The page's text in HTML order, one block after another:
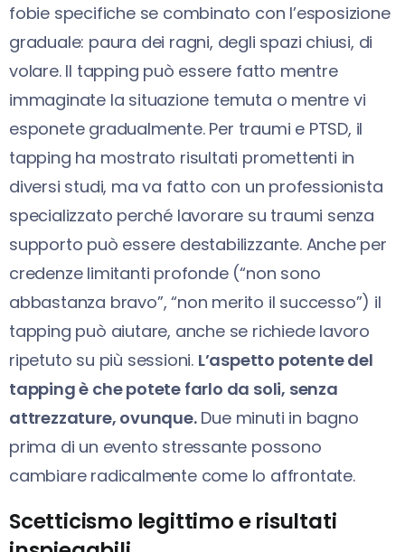
fobie specifiche se combinato con l’esposizione
graduale: paura dei ragni, degli spazi chiusi, di
volare. Il tapping può essere fatto mentre
immaginate la situazione temuta o mentre vi
esponete gradualmente. Per traumi e PTSD, il
tapping ha mostrato risultati promettenti in
diversi studi, ma va fatto con un professionista
specializzato perché lavorare su traumi senza
supporto può essere destabilizzante. Anche per
credenze limitanti profonde (“non sono
abbastanza bravo”, “non merito il successo”) il
tapping può aiutare, anche se richiede lavoro
ripetuto su più sessioni. L’aspetto potente del
tapping è che potete farlo da soli, senza
attrezzature, ovunque.Due minuti in bagno
prima di un evento stressante possono
cambiare radicalmente come lo affrontate.
Scetticismo legittimo e risultati